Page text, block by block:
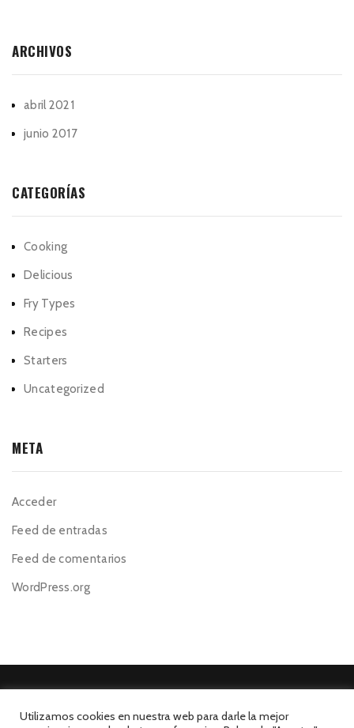
ARCHIVOS
abril 2021
junio 2017
CATEGORÍAS
Cooking
Delicious
Fry Types
Recipes
Starters
Uncategorized
META
Acceder
Feed de entradas
Feed de comentarios
WordPress.org
Utilizamos cookies en nuestra web para darle la mejor